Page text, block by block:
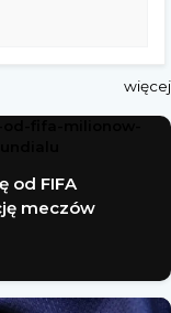
więcej
od FIFA
meczów